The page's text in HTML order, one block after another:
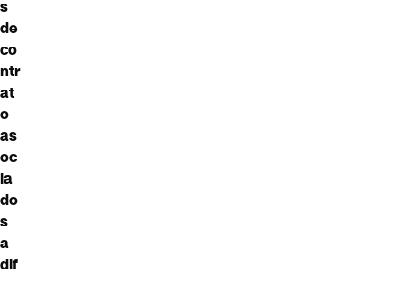
s
de
co
ntr
at
o
as
oc
ia
do
s
a
dif